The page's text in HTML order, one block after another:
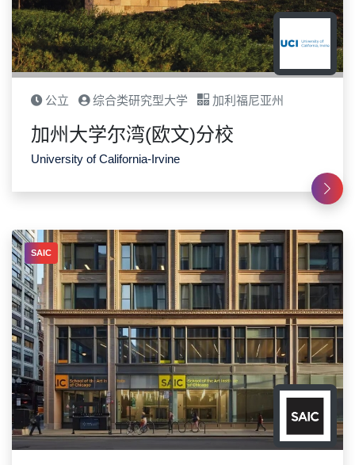
公立 综合类研究型大学 加利福尼亚州
加州大学尔湾(欧文)分校
University of California-Irvine
SAIC